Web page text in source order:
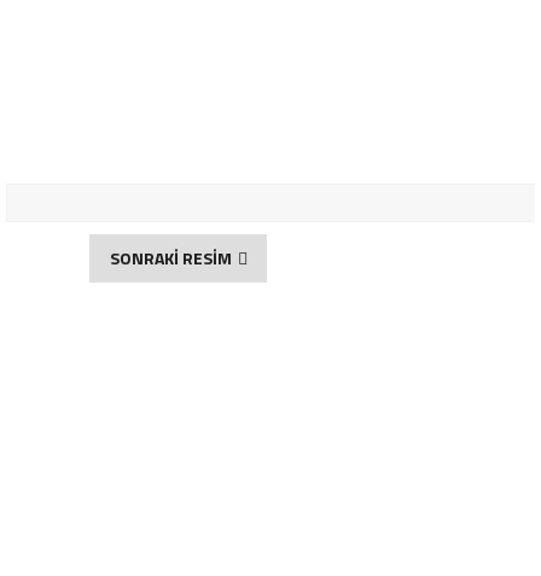
SONRAKİ RESİM